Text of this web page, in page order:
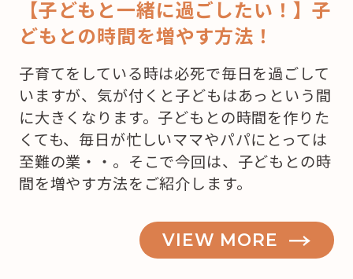
【子どもと一緒に過ごしたい！】子
どもとの時間を増やす方法！
子育てをしている時は必死で毎日を過ごして
いますが、気が付くと子どもはあっという間
に大きくなります。子どもとの時間を作りた
くても、毎日が忙しいママやパパにとっては
至難の業・・。そこで今回は、子どもとの時
間を増やす方法をご紹介します。
VIEW MORE